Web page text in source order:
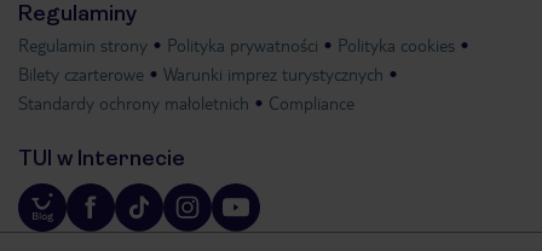
Regulaminy
Regulamin strony Polityka prywatności
Polityka cookies
Bilety czarterowe
Warunki imprez turystycznych
Standardy ochrony małoletnich
Compliance
TUI w Internecie